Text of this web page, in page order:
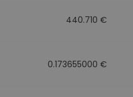
440.710 €
0.173655000 €